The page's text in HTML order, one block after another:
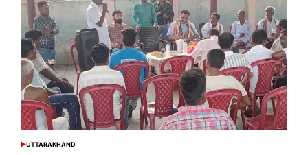
POSTED
UTTARAKHAND